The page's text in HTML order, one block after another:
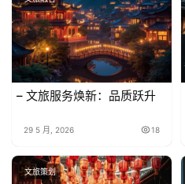
– 文旅服务焕新：品质跃升
29 5 月, 2026 18
文旅策划